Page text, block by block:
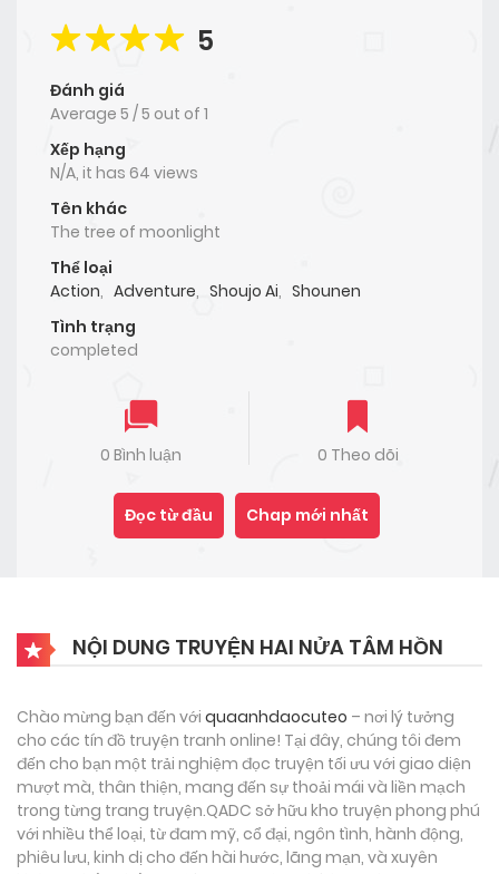
5
Đánh giá
Average 5 /5 out of 1
Xếp hạng
N/A, it has 64 views
Tên khác
The tree of moonlight
Thể loại
Action, Adventure, Shoujo Ai, Shounen
Tình trạng
completed
0 Bình luận 0 Theo dõi
Đọc từ đầu Chap mới nhất
NỘI DUNG TRUYỆN HAI NỬA TÂM HỒN
Chào mừng bạn đến với quaanhdaocuteo – nơi lý tưởng
cho các tín đồ truyện tranh online! Tại đây, chúng tôi đem
đến cho bạn một trải nghiệm đọc truyện tối ưu với giao diện
mượt mà, thân thiện, mang đến sự thoải mái và liền mạch
trong từng trang truyện.QADC sở hữu kho truyện phong phú
với nhiều thể loại, từ đam mỹ, cổ đại, ngôn tình, hành động,
phiêu lưu, kinh dị cho đến hài hước, lãng mạn, và xuyên